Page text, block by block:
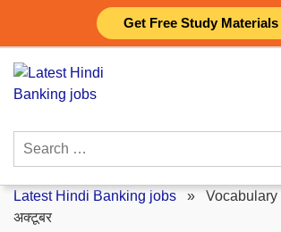
Get Free Study Materials
content
Search
Latest Hindi Banking jobs » Vocabulary
अक्टूबर